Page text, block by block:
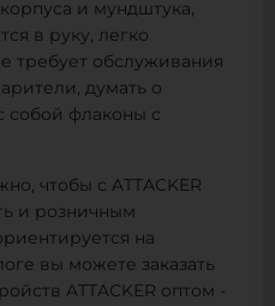
и мундштука,
в руку, легко
требует обслуживания
думать о
собой флаконы с
чтобы с ATTACKER
и розничным
на
вы можете заказать
ATTACKER оптом -